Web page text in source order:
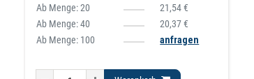
Ab Menge:20
21,54 €
Ab Menge:40
20,37 €
Ab Menge: 100
anfragen